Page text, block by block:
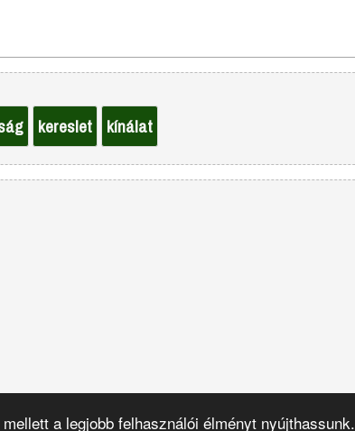
a legjobb felhasználói élményt nyújthassunk.
kereslet kínálat